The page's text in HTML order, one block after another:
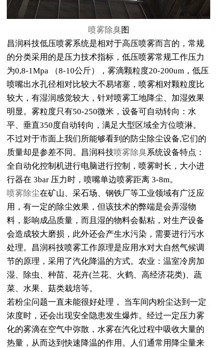
喷雾除臭图
昌润科技低压喷雾系统是相对于高压喷雾而言的，常规
的分类采用的是压力技术指标，低压喷雾常规工作压力
为0,8-1Mpa （8-10公斤），雾滴颗粒度20-200um，低压
喷嘴出水孔径相对比较大不易堵塞，喷雾相对颗粒度比
较大，有湿润感觉较大，针对喷雾工地降尘、加湿效果
明显。雾粒度只有50-250微米，设备可自动转向：水
平、垂直350度自动转向，满足大型区域全方位喷淋。
不过对于市面上我们所能够看到的防尘除尘设备,它们的
质量却是参差不同。昌润科技喷雾除臭系统设备特点：
全自动化控制机进行电脑进行控制，喷雾时长，大小进
行器在 3bar 压力时，喷嘴单边喷雾距离 3-8m。
喷雾除尘在矿山、采石场、钢铁厂等工业领域有广泛应
用，有一定的除尘效果，但该技术的弊端是会弄湿物
料，影响成品质量，而且湿的物料会黏粘，对生产设备
会造成较大磨损，此外还会产生水污染，需要进行污水
处理。昌润科技喷雾工作原理是应用水对大自然气候调
节的原理，采用了汽化降温的方式。农业：温室冷房加
湿、除虫、种苗、花卉(兰花、火鹤、高经济花类)、蔬
菜、水果、菇类栽培等。
若粉尘问题一直未能很好处理， 当车间内粉尘达到一定
浓度时，还会出现安全隐患发生爆炸。经过一定压力雾
化的雾滴在空气中弥散，水雾在汽化过程中吸收大量的
热量，从而达到快速降温的作用。人们通常用降尘量来